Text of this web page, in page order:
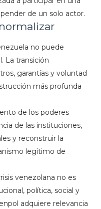
de un solo actor.
no puede
La transición
garantías y voluntad
más profunda
de los poderes
de las instituciones,
y reconstruir la
legítimo de
venezolana no es
política, social y
adquiere relevancia